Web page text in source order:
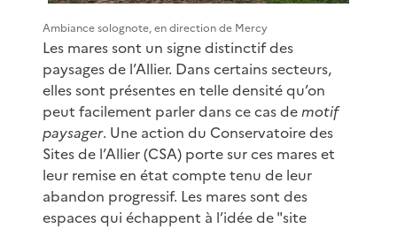
Ambiance solognote, en direction de Mercy
Les mares sont un signe distinctif des
paysages de l’Allier. Dans certains secteurs,
elles sont présentes en telle densité qu’on
peut facilement parler dans ce cas demotif
paysager. Une action du Conservatoire des
Sites de l’Allier (CSA) porte sur ces mares et
leur remise en état compte tenu de leur
abandon progressif. Les mares sont des
espaces qui échappent à l’idée de "site